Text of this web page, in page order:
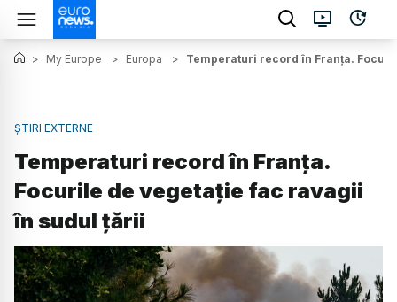
> My Europe > Europa > Temperaturi record în Franța.
ȘTIRI EXTERNE
Temperaturi record în Franța.
Focurile de vegetație fac ravagii
în sudul țării